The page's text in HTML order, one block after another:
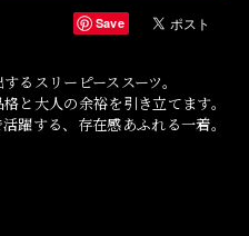
Save
るスリーピーススーツ。
と大人の余裕を引き立てます。
躍する、存在感あふれる一着。